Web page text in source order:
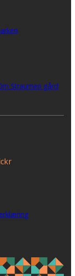
Straumen gård